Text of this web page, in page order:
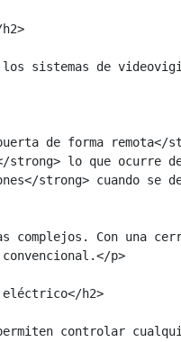
sistemas de
complejos. Con una
p>
eléctrico</h2>
controlar